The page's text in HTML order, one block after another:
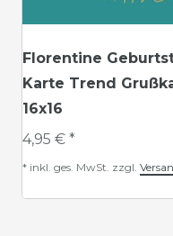
Florentine
Karte Trend
16x16
4,95 € *
* inkl. ges. MwSt. zzgl.